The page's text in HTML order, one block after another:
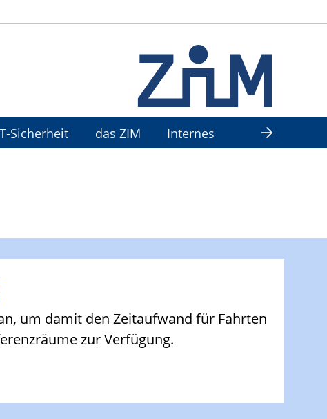
Sicherheit das ZIM
Internes
um damit den Zeitaufwand für Fahrten
zur Verfügung.